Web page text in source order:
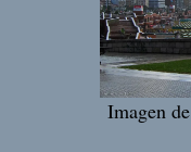
Imagen